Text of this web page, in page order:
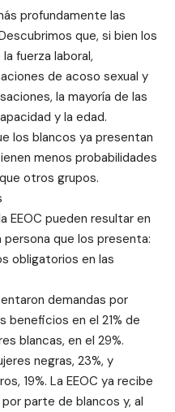
profundamente las
que, si bien los
fuerza laboral,
de acoso sexual y
la mayoría de las
y la edad.
los blancos ya presentan
menos probabilidades
otros grupos.
EEOC pueden resultar en
que los presenta:
obligatorios en las
demandas por
beneficios en el 21% de
blancas, en el 29%.
negras, 23%, y
19%. La EEOC ya recibe
parte de blancos y, al